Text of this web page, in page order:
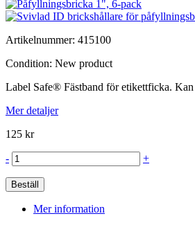
Artikelnummer: 415100
Condition: New product
Label Safe® Fästband för etikettficka.
Mer detaljer
125 kr
- +
Beställ
Mer information